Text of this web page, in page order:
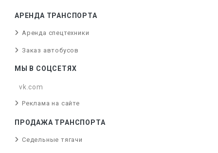
АРЕНДА ТРАНСПОРТА
Аренда спецтехники
Заказ автобусов
МЫ В СОЦСЕТЯХ
vk.com
Реклама на сайте
ПРОДАЖА ТРАНСПОРТА
Седельные тягачи